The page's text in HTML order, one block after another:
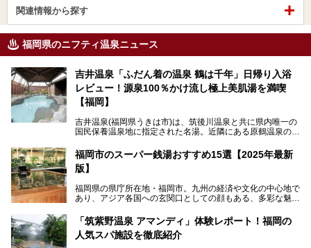
関連情報から探す
福岡県のニフティ温泉ニュース
吉井温泉「ふだん着の温泉 鶴は千年」日帰り入浴
レビュー！源泉100％かけ流し極上美肌湯を満喫
【福岡】
吉井温泉(福岡県うきは市)は、筑後川温泉と共に県内唯一の
国民保養温泉地に指定された名湯。近隣にある原鶴温泉の観
す。
「ふだん着の温泉 鶴は千年」は、吉井温泉にある日帰り入
住民や温泉ファンに愛され続けています。今回は筆者自ら日
帰り入浴し、自慢の温泉を中心に詳細レビューします！
福岡市のスーパー銭湯おすすめ15選【2025年最新
版】
福岡県の県庁所在地・福岡市。九州の経済や文化の中心地で
あり、アジア各国への玄関口としての顔もある、多彩な魅力
そんな福岡市は、スーパー銭湯も多種多彩。玄界灘を眺めら
れるリゾート気分満点のスーパー銭湯から、繁華街近くのレ
「筑紫野温泉 アマンディ」体験レポート！福岡の
人気スパ施設を徹底紹介